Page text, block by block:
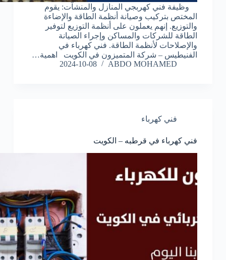
وظيفة فني كهربجي المنازل والمنشآت: يقوم
المختص بتركيب وصيانة أنظمة الطاقة والإضاءة
والتوزيع. إنهم يعملون على أنظمة التوزيع لتوفير
الطاقة للشركات والمساكن وإجراء الصيانة
والإصلاحات لأنظمة الطاقة. فني كهرباء في
الفنيطيس – شركة المتميزون في الكويت اهمية…
ABDO MOHAMED
2024-10-08
فني كهرباء
فني كهرباء في قرطبه – الكويت